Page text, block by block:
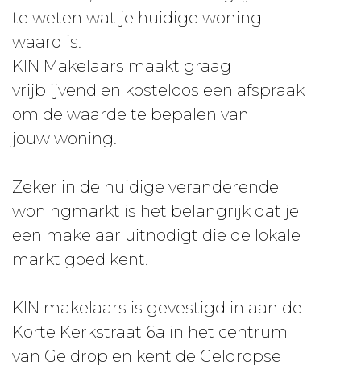
te weten wat je huidige woning
waard is.
KIN Makelaars maakt graag
vrijblijvend en kosteloos een afspraak
om de waarde te bepalen van
jouw woning.
Zeker in de huidige veranderende
woningmarkt is het belangrijk dat je
een makelaar uitnodigt die de lokale
markt goed kent.
KIN makelaars is gevestigd in aan de
Korte Kerkstraat 6a in het centrum
van Geldrop en kent de Geldropse